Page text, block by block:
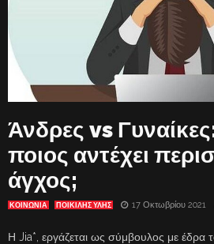
Άνδρες vs
ποιος αντέχει
άγχος;
ΚΟΙΝΩΝΙΑ ΠΟΙΚΙΛΗΣ ΥΛΗΣ 17 Οκτωβρίου 2021
Η Jia*, εργάζεται ως σύμβουλος με έδρα